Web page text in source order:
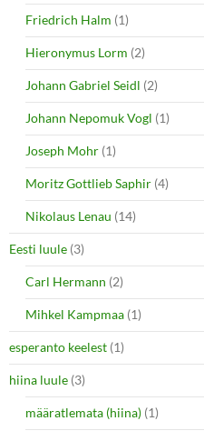
Friedrich Halm (1)
Hieronymus Lorm (2)
Johann Gabriel Seidl (2)
Johann Nepomuk Vogl (1)
Joseph Mohr (1)
Moritz Gottlieb Saphir (4)
Nikolaus Lenau (14)
Eesti luule (3)
Carl Hermann (2)
Mihkel Kampmaa (1)
esperanto keelest (1)
hiina luule (3)
määratlemata (hiina) (1)